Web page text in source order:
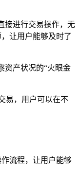
接进行交易操作，无
让用户能够及时了
资产状况的“火眼金
易，用户可以在不
流程，让用户能够